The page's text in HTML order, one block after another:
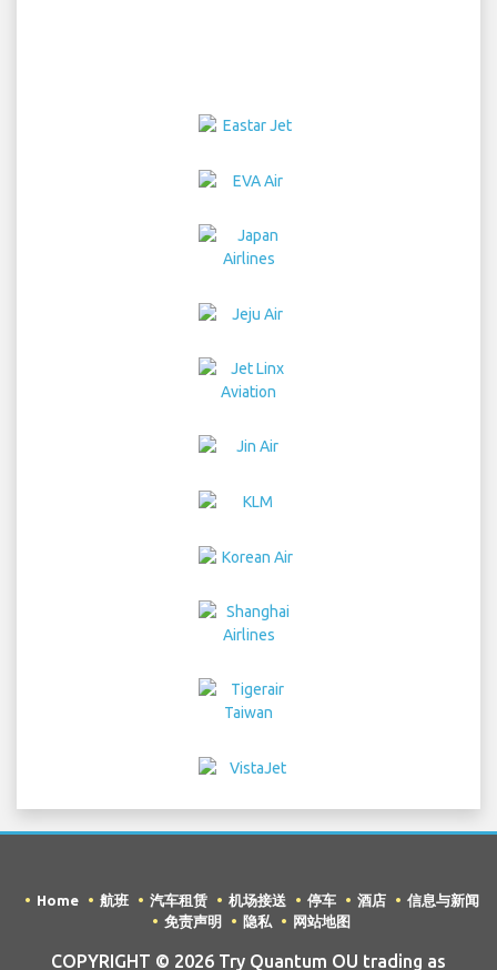
Home 航班 汽车租赁 机场接送 停车 酒店
信息与新闻
免责声明
隐私 网站地图
COPYRIGHT © 2026 Try Quantum OU trading as